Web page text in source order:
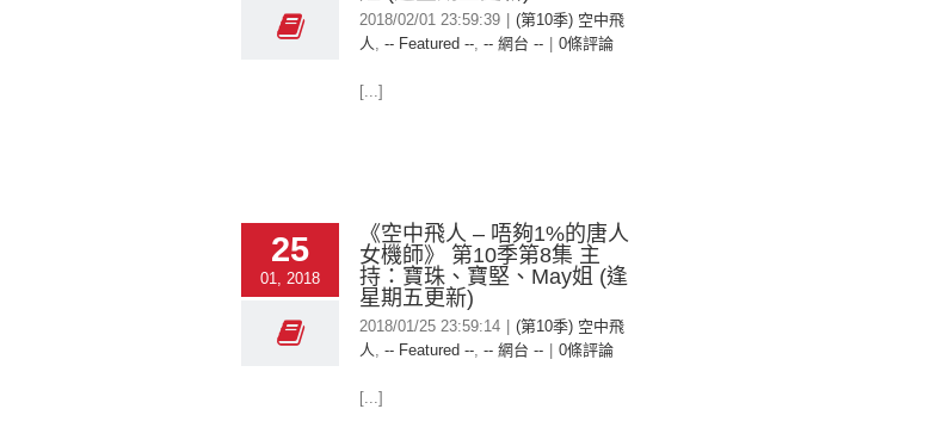
2018/02/01 23:59:39
(第10季) 空中飛
人, -- Featured --, -- 網台 -- 0條評論
[...]
25
01, 2018
《空中飛人 – 唔夠1%的唐人
女機師》 第10季第8集 主
持：寶珠、寶堅、May姐 (逢
星期五更新)
2018/01/25 23:59:14
(第10季) 空中飛
人, -- Featured --, -- 網台 -- 0條評論
[...]